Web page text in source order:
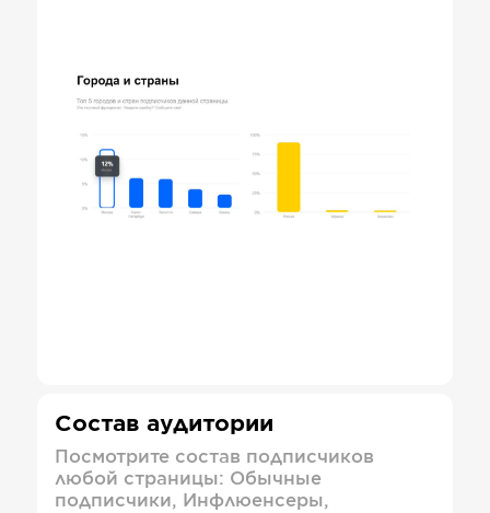
Состав аудитории
Посмотрите состав подписчиков
любой страницы: Обычные
подписчики, Инфлюенсеры,